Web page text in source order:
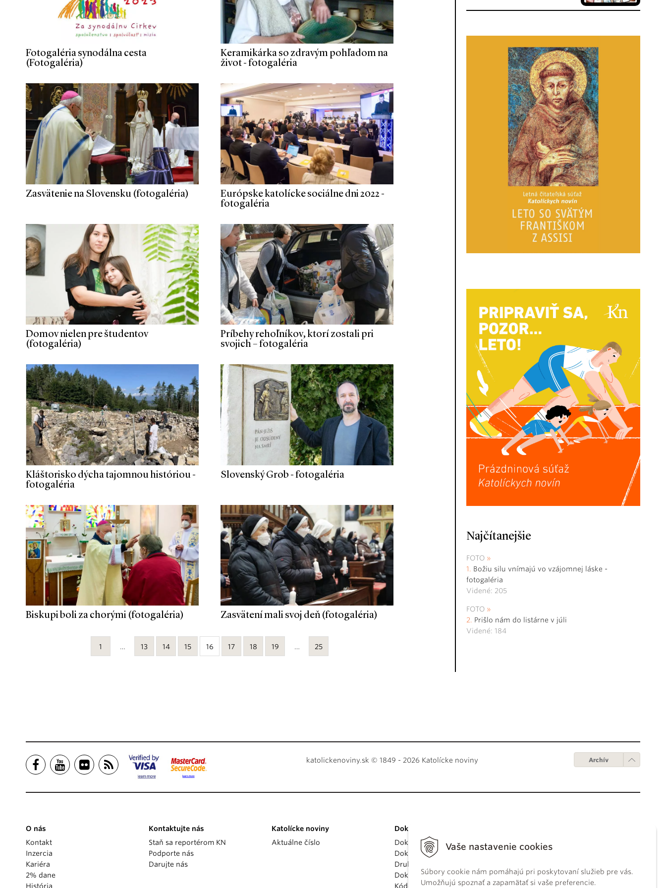
Vaše nastavenie cookies
Súbory cookie nám pomáhajú pri poskytovaní služieb pre vás.
Umožňujú spoznať a zapamätať si vaše preferencie.
Fotogaléria synodálna cesta
(Fotogaléria)
Keramikárka so zdravým pohľadom na
život - fotogaléria
Zasvätenie na Slovensku (fotogaléria)
Európske katolícke sociálne dni 2022 -
fotogaléria
Domov nielen pre študentov
(fotogaléria)
Príbehy rehoľníkov, ktorí zostali pri
svojich – fotogaléria
Kláštorisko dýcha tajomnou históriou -
fotogaléria
Slovenský Grob - fotogaléria
Biskupi boli za chorými (fotogaléria) Zasvätení mali svoj deň (fotogaléria)
1 … 13 14 15 16 17 18 19 … 25
Najčítanejšie
FOTO
Božiu silu vnímajú vo vzájomnej láske -
fotogaléria
Videné: 205
FOTO
Prišlo nám do listárne v júli
Videné: 184
katolickenoviny.sk © 1849 - 2026 Katolícke noviny Archív
O nás
Kontakt
Inzercia
Kariéra
2% dane
História
Kontaktujte nás
Staň sa reportérom KN
Podporte nás
Darujte nás
Katolícke noviny
Aktuálne číslo
Dokumenty
Dokumenty pápežov
Dokumenty vatikánskych úradov
Druhý vatikánsky koncil
Dokumenty KBS
Kódex kánonického práva
Digitálne vydanie
Používanie cookies